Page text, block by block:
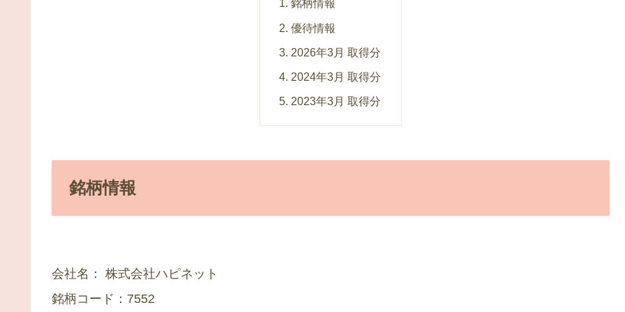
銘柄情報
優待情報
2026年3月 取得分
2024年3月 取得分
2023年3月 取得分
銘柄情報
会社名： 株式会社ハピネット
銘柄コード：7552